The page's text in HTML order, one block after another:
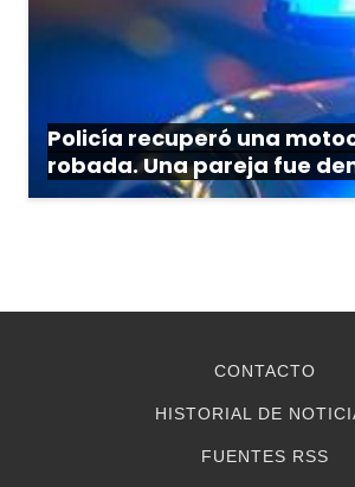
Policía recuperó una
robada. Una pareja fue
CONTACTO
HISTORIAL DE
FUENTES RSS